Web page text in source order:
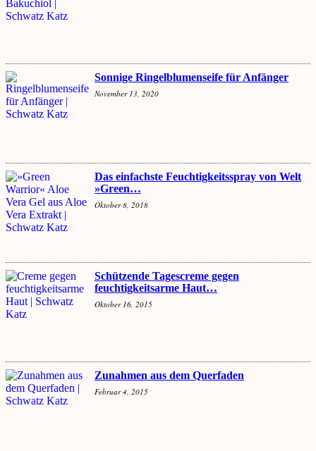
Sonnige Ringelblumenseife für Anfänger
November 13, 2020
Das einfachste Feuchtigkeitsspray von Welt
»Green…
Oktober 8, 2018
Schützende Tagescreme gegen
feuchtigkeitsarme Haut…
Oktober 16, 2015
Zunahmen aus dem Querfaden
Februar 4, 2015